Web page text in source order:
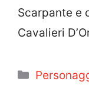
Scarpante e
Cavalieri
Categorie